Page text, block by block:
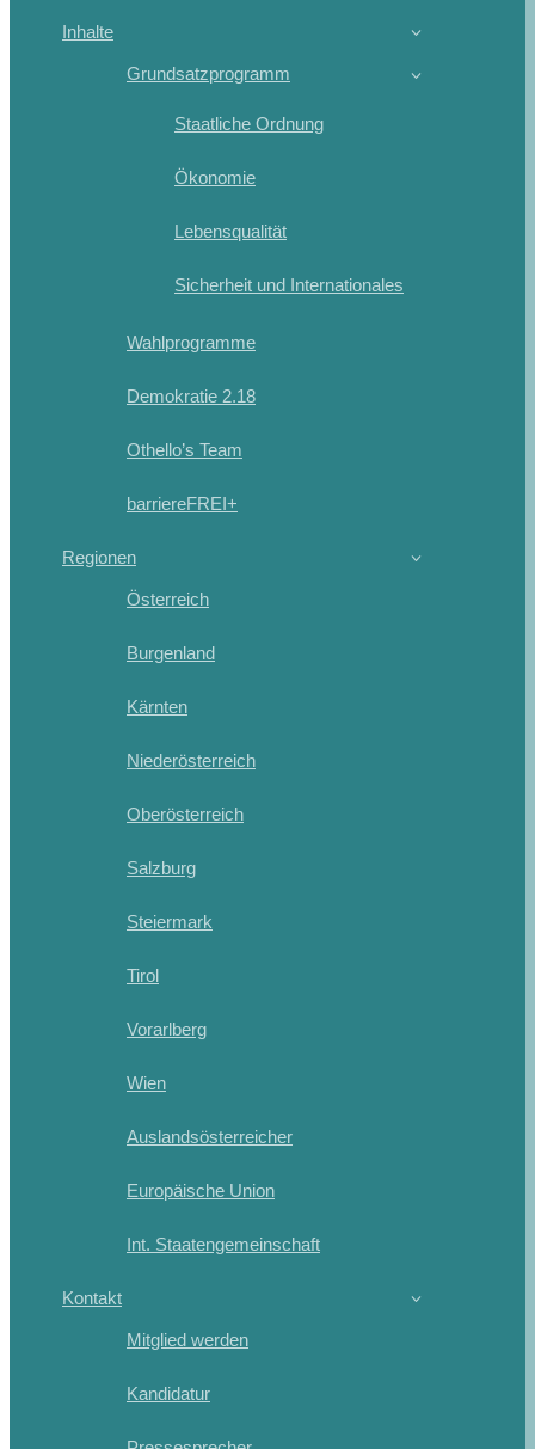
Inhalte
Grundsatzprogramm
Staatliche Ordnung
Ökonomie
Lebensqualität
Sicherheit und Internationales
Wahlprogramme
Demokratie 2.18
Othello’s Team
barriereFREI+
Regionen
Österreich
Burgenland
Kärnten
Niederösterreich
Oberösterreich
Salzburg
Steiermark
Tirol
Vorarlberg
Wien
Auslandsösterreicher
Europäische Union
Int. Staatengemeinschaft
Kontakt
Mitglied werden
Kandidatur